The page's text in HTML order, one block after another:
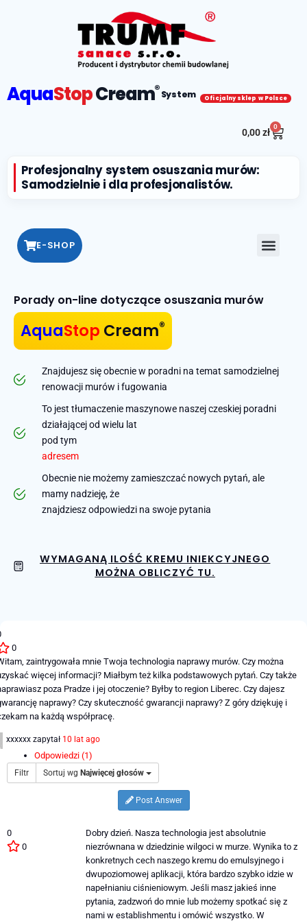
AquaStopCream®System Oficjalny sklep w Polsce
0,00zł
0
Profesjonalny system osuszania murów:
Samodzielnie i dla profesjonalistów.
E-SHOP
Porady on-line dotyczące osuszania murów
AquaStop Cream®
Znajdujesz się obecnie w poradni na temat samodzielnej
renowacji murów i fugowania
To jest tłumaczenie maszynowe naszej czeskiej poradni
działającej od wielu lat
pod tym
adresem
Obecnie nie możemy zamieszczać nowych pytań, ale
mamy nadzieję, że
znajdziesz odpowiedzi na swoje pytania
WYMAGANĄ ILOŚĆ KREMU INIEKCYJNEGO
MOŻNA OBLICZYĆ TU.
0
zaintrygowała mnie Twoja technologia naprawy murów. Czy można
więcej informacji? Miałbym też kilka podstawowych pytań. Czy także
poza Pradze i jej otoczenie? Byłby to region Liberec. Czy dajesz
naprawy? Czy skuteczność gwarancji naprawy? Z góry dziękuję i
na każdą współpracę.
xxxxxx zapytał 10 lat ago
Odpowiedzi (1)
Filtr Sortuj wg Najwięcej głosów
Post Answer
0
0
Dobry dzień. Nasza technologia jest absolutnie
niezrównana w dziedzinie wilgoci w murze. Wynika to z
konkretnych cech naszego kremu do emulsyjnego i
dwupoziomowej aplikacji, która bardzo szybko idzie w
napełnianiu ciśnieniowym. Jeśli masz jakieś inne
pytania, zadzwoń do mnie lub możemy spotkać się z
nami w establishmentu i omówić wszystko. W